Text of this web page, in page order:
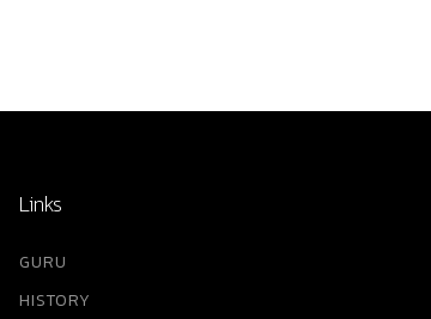
Links
GURU
HISTORY